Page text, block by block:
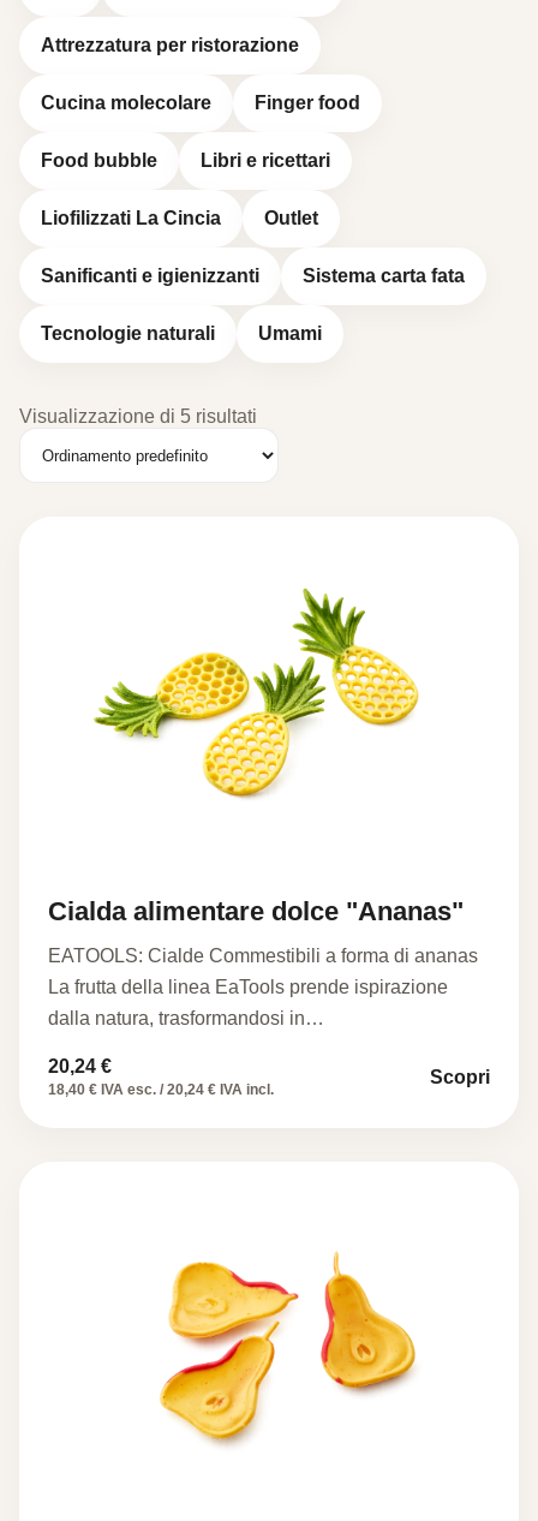
Attrezzatura per ristorazione
Cucina molecolare Finger food
Food bubble Libri e ricettari
Liofilizzati La Cincia Outlet
Sanificanti e igienizzanti Sistema carta fata
Tecnologie naturali Umami
Visualizzazione di 5 risultati
Cialda alimentare dolce "Ananas"
EATOOLS: Cialde Commestibili a forma di ananas
La frutta della linea EaTools prende ispirazione
dalla natura, trasformandosi in…
20,24 €
18,40 € IVA esc. / 20,24 € IVA incl.
Scopri